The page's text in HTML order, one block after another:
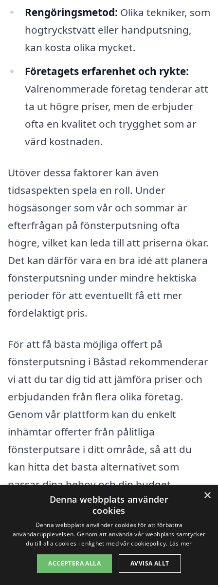
Rengöringsmetod: Olika tekniker, som
högtryckstvätt eller handputsning,
kan kosta olika mycket.
Företagets erfarenhet och rykte:
Välrenommerade företag tenderar att
ta ut högre priser, men de erbjuder
ofta en kvalitet och trygghet som är
värd kostnaden.
Utöver dessa faktorer kan även
tidsaspekten spela en roll. Under
högsäsonger som vår och sommar är
efterfrågan på fönsterputsning ofta
högre, vilket kan leda till att priserna ökar.
Det kan därför vara en bra idé att planera
fönsterputsning under mindre hektiska
perioder för att eventuellt få ett mer
fördelaktigt pris.
För att få bästa möjliga offert på
fönsterputsning i Båstad rekommenderar
vi att du tar dig tid att jämföra priser och
erbjudanden från flera olika företag.
Genom vår plattform kan du enkelt
inhämtar offerter från pålitliga
fönsterputsare i ditt område, så att du
kan hitta det bästa alternativet som
passar dina behov och din budget.
förpliktelser
×
Denna webbplats använder
cookies
Denna webbplats använder cookies för att förbättra
användarupplevelsen. Genom att använda vår webbplats samtycker
du till alla cookies i enlighet med vår cookiepolicy. Läs mer
ACCEPTERA ALLA AVVISA ALLT